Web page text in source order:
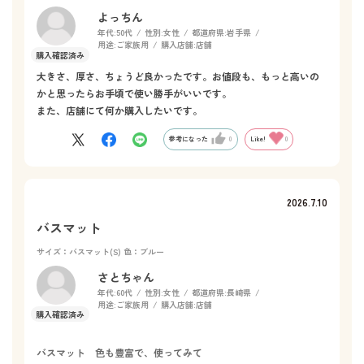
よっちん
年代:50代 性別:女性 都道府県:岩手県
用途: ご家族用 購入店舗:店舗
大きさ、厚さ、ちょうど良かったです。お値段も、もっと高いの
かと思ったらお手頃で使い勝手がいいです。
また、店舗にて何か購入したいです。
参考になった 0 Like! 0
2026.7.10
バスマット
サイズ：バスマット(S) 色：ブルー
さとちゃん
年代:60代 性別:女性 都道府県:長崎県
用途: ご家族用 購入店舗:店舗
バスマット 色も豊富で、使ってみて